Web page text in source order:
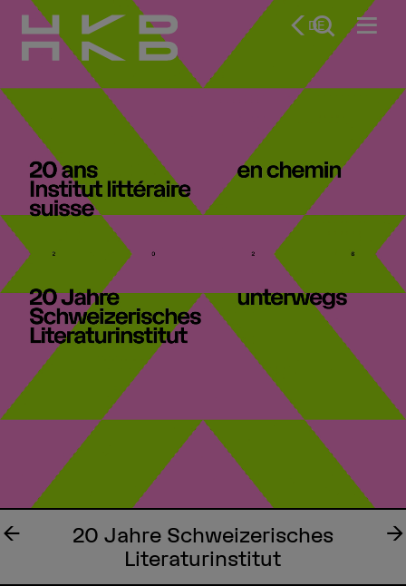
DE
Hochschule der Künste Bern